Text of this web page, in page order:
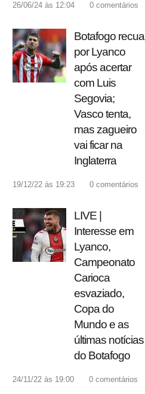
26/06/24 às 12:04 0 comentários
Botafogo recua
por Lyanco
após acertar
com Luis
Segovia;
Vasco tenta,
mas zagueiro
vai ficar na
Inglaterra
19/12/22 às 19:23 0 comentários
LIVE |
Interesse em
Lyanco,
Campeonato
Carioca
esvaziado,
Copa do
Mundo e as
últimas notícias
do Botafogo
24/11/22 às 19:00 0 comentários